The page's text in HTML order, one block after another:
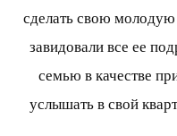
сделать свою
завидовали все ее
семью в качестве
услышать в свой